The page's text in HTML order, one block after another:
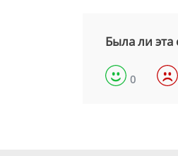
Была ли эта
0